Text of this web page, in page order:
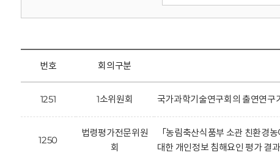
번호 회의구분
1251 1소위원회 국가과학기술연구회의 출연연구
1250
법령평가전문위원
회
「농림축산식품부 소관 친환경
대한 개인정보 침해요인 평가 결과